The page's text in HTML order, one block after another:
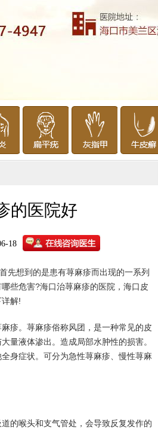
的医院好
18
先想到的是患有荨麻疹而出现的一系列
些危害?海口治荨麻疹的医院，海口皮
解!
疹。荨麻疹俗称风团，是一种常见的皮
量液体渗出。造成局部水肿性的损害。
身症状。可分为急性荨麻疹、慢性荨麻
的喉头和支气管处，会导致反复发作的